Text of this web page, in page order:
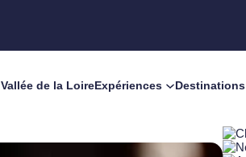
Vallée de la LoireExpériences Destinations